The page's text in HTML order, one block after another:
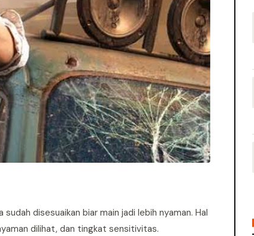
disesuaikan biar main jadi lebih nyaman. Hal
dilihat, dan tingkat sensitivitas.